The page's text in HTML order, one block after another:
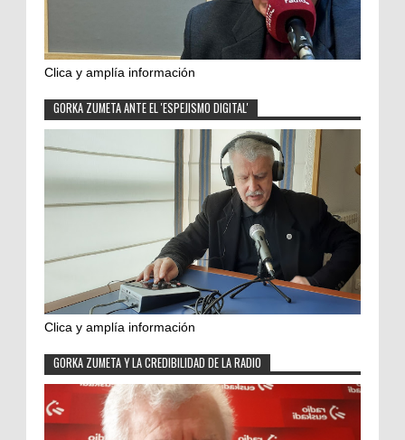
Clica y amplía información
GORKA ZUMETA ANTE EL 'ESPEJISMO DIGITAL'
Clica y amplía información
GORKA ZUMETA Y LA CREDIBILIDAD DE LA RADIO